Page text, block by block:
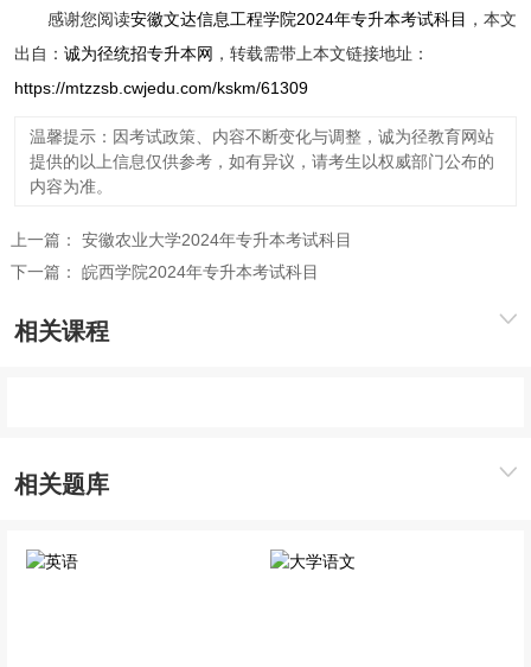
感谢您阅读安徽文达信息工程学院2024年专升本考试科目 ，本文
出自： 诚为径统招专升本网 ，转载需带上本文链接地址：
https://mtzzsb.cwjedu.com/kskm/61309
温馨提示：因考试政策、内容不断变化与调整，诚为径教育网站
提供的以上信息仅供参考，如有异议，请考生以权威部门公布的
内容为准。
上一篇： 安徽农业大学2024年专升本考试科目
下一篇： 皖西学院2024年专升本考试科目
相关课程
相关题库